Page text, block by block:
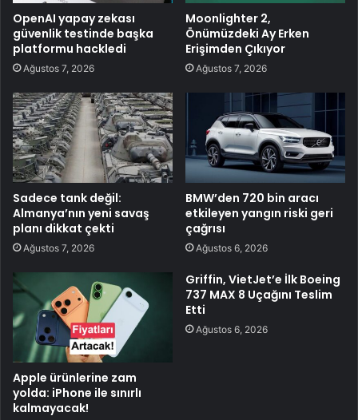
OpenAI yapay zekası
güvenlik testinde başka
platformu hackledi
Ağustos 7, 2026
Moonlighter 2,
Önümüzdeki Ay Erken
Erişimden Çıkıyor
Ağustos 7, 2026
Sadece tank değil:
Almanya’nın yeni savaş
planı dikkat çekti
Ağustos 7, 2026
BMW’den 720 bin aracı
etkileyen yangın riski geri
çağrısı
Ağustos 6, 2026
Apple ürünlerine zam
yolda: iPhone ile sınırlı
kalmayacak!
Griffin, VietJet’e İlk Boeing
737 MAX 8 Uçağını Teslim
Etti
Ağustos 6, 2026